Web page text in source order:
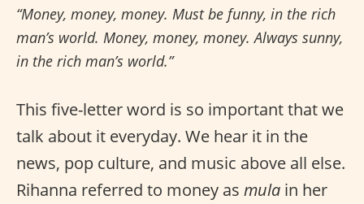
“Money, money, money. Must be funny, in the rich
man’s world. Money, money, money. Always sunny,
in the rich man’s world.”
This five-letter word is so important that we
talk about it everyday. We hear it in the
news, pop culture, and music above all else.
Rihanna referred to money as mula in her